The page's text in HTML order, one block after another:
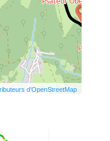
d’OpenStreetMap